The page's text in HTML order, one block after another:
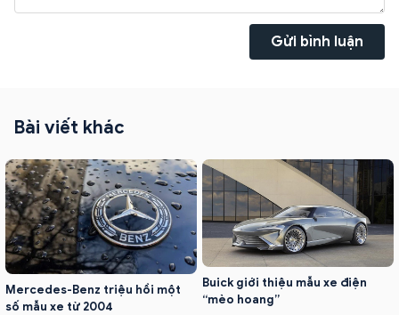
Gửi bình luận
Bài viết khác
Mercedes-Benz triệu hồi một
số mẫu xe từ 2004
Buick giới thiệu mẫu xe điện
“mèo hoang”